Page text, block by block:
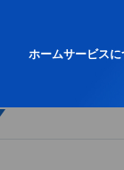
ホームサービスに